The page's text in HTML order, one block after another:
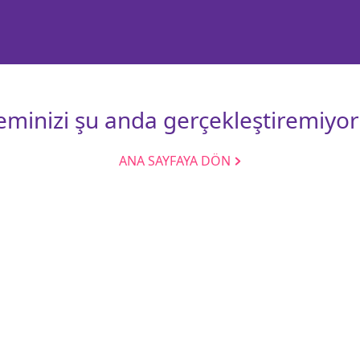
şu anda
ANA SAYFAYA DÖN